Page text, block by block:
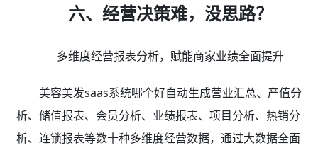
六、经营决策难，没思路？
多维度经营报表分析，赋能商家业绩全面提升
美容美发saas系统哪个好自动生成营业汇总、产值分
析、储值报表、会员分析、业绩报表、项目分析、热销分
析、连锁报表等数十种多维度经营数据，通过大数据全面